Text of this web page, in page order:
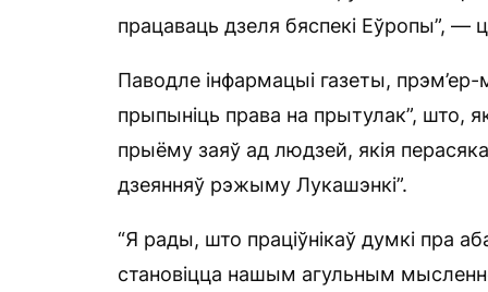
працаваць дзеля бяспекі Еўропы”, —
Паводле інфармацыі газеты,
прыпыніць права на прытулак”, што,
прыёму заяў ад людзей, якія
дзеянняў рэжыму Лукашэнкі”.
“Я рады, што праціўнікаў думкі пра
становіцца нашым агульным